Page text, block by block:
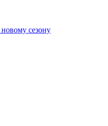
новому сезону